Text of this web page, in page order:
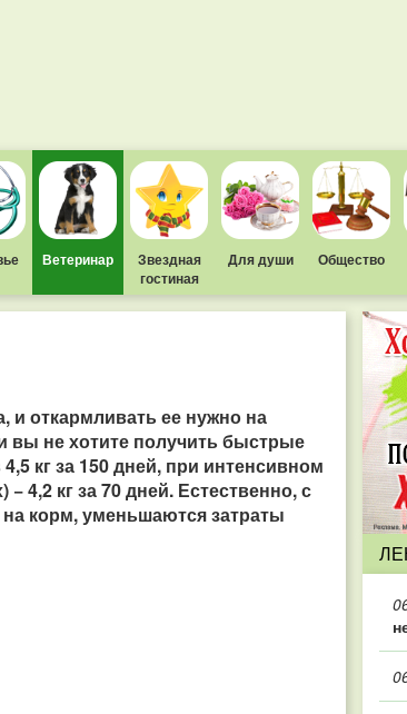
Ветеринар
Звездная
гостиная
Для души Общество
и откармливать ее нужно на
вы не хотите получить быстрые
кг за 150 дней, при интенсивном
кг за 70 дней. Естественно, с
корм, уменьшаются затраты